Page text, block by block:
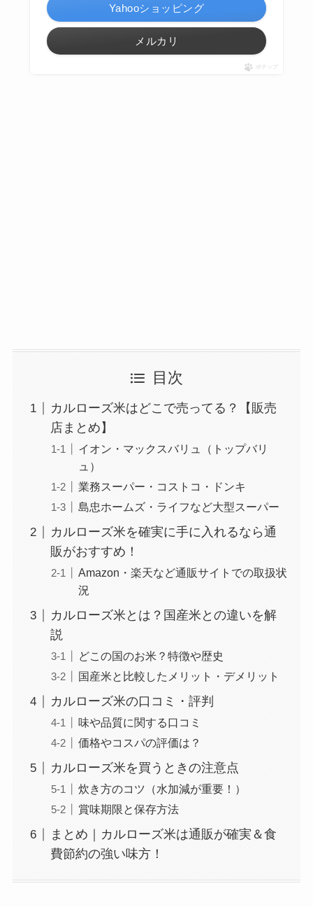
Yahooショッピング
メルカリ
ポチップ
目次
カルローズ米はどこで売ってる？【販売
店まとめ】
イオン・マックスバリュ（トップバリ
ュ）
業務スーパー・コストコ・ドンキ
島忠ホームズ・ライフなど大型スーパー
カルローズ米を確実に手に入れるなら通
販がおすすめ！
Amazon・楽天など通販サイトでの取扱状
況
カルローズ米とは？国産米との違いを解
説
どこの国のお米？特徴や歴史
国産米と比較したメリット・デメリット
カルローズ米の口コミ・評判
味や品質に関する口コミ
価格やコスパの評価は？
カルローズ米を買うときの注意点
炊き方のコツ（水加減が重要！）
賞味期限と保存方法
まとめ｜カルローズ米は通販が確実＆食
費節約の強い味方！